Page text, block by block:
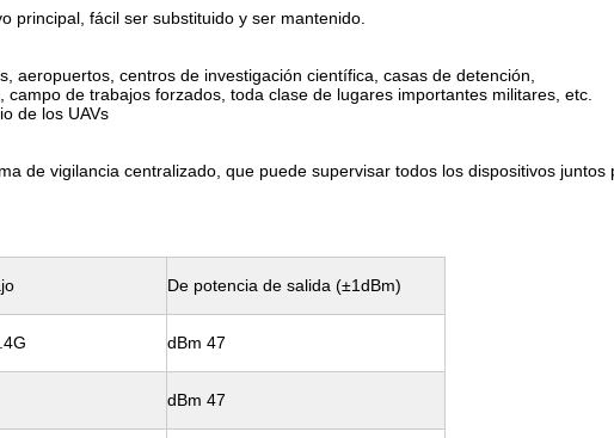
principal, fácil ser substituido y ser mantenido.
aeropuertos, centros de investigación científica, casas de detención,
de trabajos forzados, toda clase de lugares importantes militares, etc.
de los UAVs
de vigilancia centralizado, que puede supervisar todos los dispositivos juntos
De potencia de salida (±1dBm)
dBm 47
dBm 47